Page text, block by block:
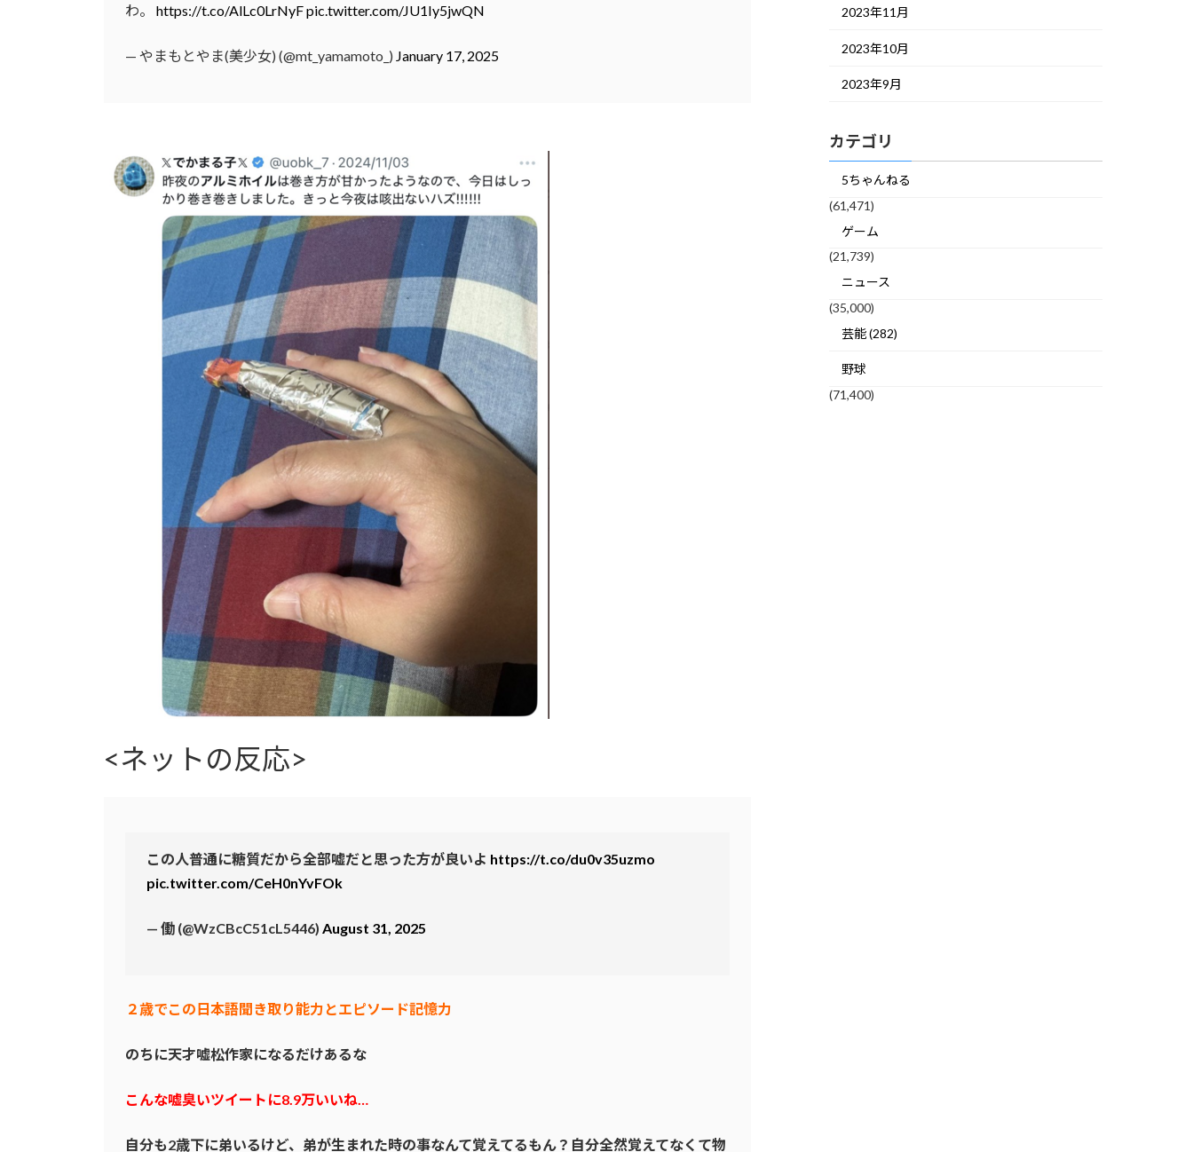
わ。 https://t.co/AlLc0LrNyFpic.twitter.com/JU1Iy5jwQN
— やまもとやま(美少女) (@mt_yamamoto_) January 17, 2025
<ネットの反応>
この人普通に糖質だから全部嘘だと思った方が良いよ https://t.co/du0v35uzmo
pic.twitter.com/CeH0nYvFOk
— 働 (@WzCBcC51cL5446) August 31, 2025
２歳でこの日本語聞き取り能力とエピソード記憶力
のちに天才嘘松作家になるだけあるな
こんな嘘臭いツイートに8.9万いいね…
自分も2歳下に弟いるけど、弟が生まれた時の事なんて覚えてるもん？自分全然覚えてなくて物
2023年11月
2023年10月
2023年9月
カテゴリ
5ちゃんねる
(61,471)
ゲーム
(21,739)
ニュース
(35,000)
芸能 (282)
野球
(71,400)